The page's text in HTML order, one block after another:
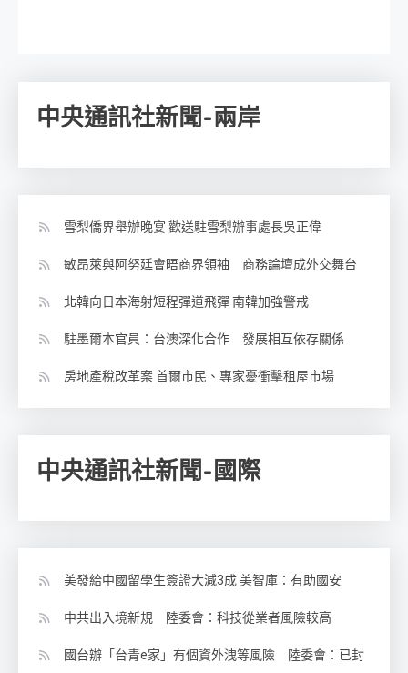
中央通訊社新聞-兩岸
雪梨僑界舉辦晚宴 歡送駐雪梨辦事處長吳正偉
敏昂萊與阿努廷會晤商界領袖 商務論壇成外交舞台
北韓向日本海射短程彈道飛彈 南韓加強警戒
駐墨爾本官員：台澳深化合作 發展相互依存關係
房地產稅改革案 首爾市民、專家憂衝擊租屋市場
中央通訊社新聞-國際
美發給中國留學生簽證大減3成 美智庫：有助國安
中共出入境新規 陸委會：科技從業者風險較高
國台辦「台青e家」有個資外洩等風險 陸委會：已封